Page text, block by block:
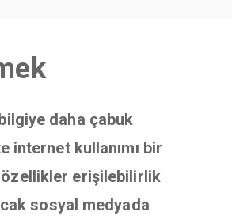
daha çabuk
kullanımı bir
özellikler erişilebilirlik
sosyal medyada